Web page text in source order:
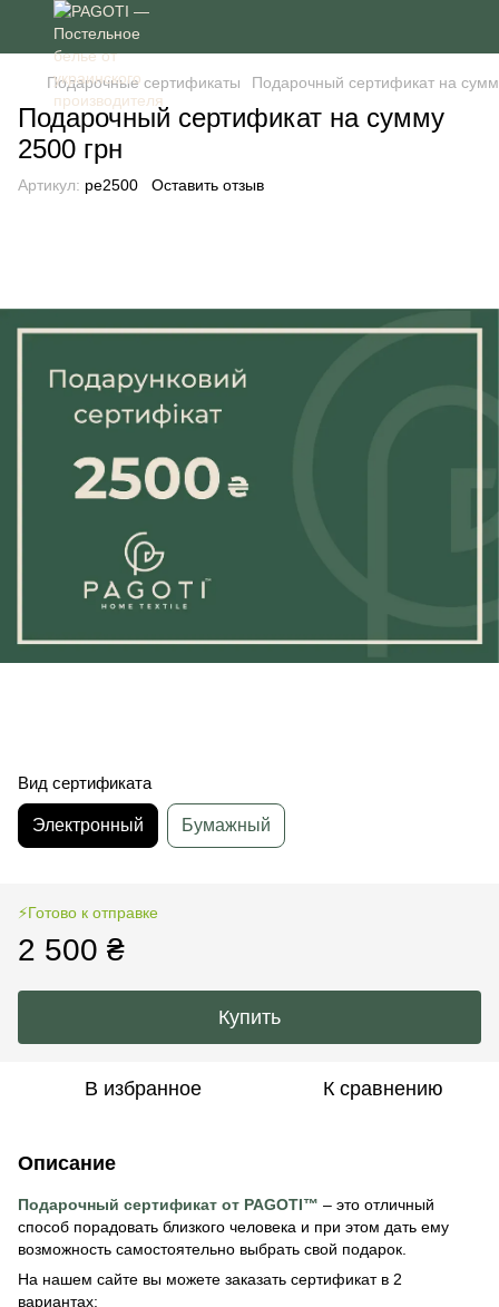
Подарочные сертификаты Подарочный сертификат на
Подарочный сертификат на сумму
2500 грн
Артикул: pe2500 Оставить отзыв
Вид сертификата
Электронный Бумажный
⚡️Готово к отправке
2 500 ₴
Купить
В избранное К сравнению
Описание
Подарочный сертификат от PAGOTI™ – это отличный
способ порадовать близкого человека и при этом дать ему
возможность самостоятельно выбрать свой подарок.
На нашем сайте вы можете заказать сертификат в 2
вариантах: